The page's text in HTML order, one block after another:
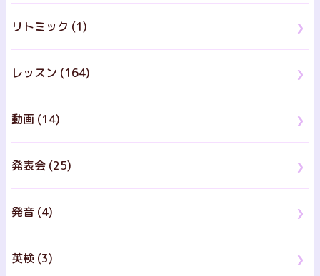
リトミック (1)
レッスン (164)
動画 (14)
発表会 (25)
発音 (4)
英検 (3)